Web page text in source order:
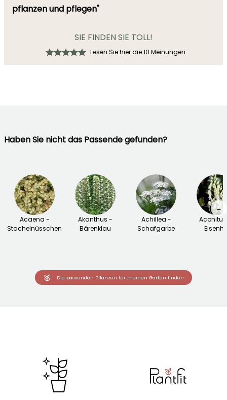
pflanzen und pflegen"
SIE FINDEN SIE TOLL!
Lesen Sie hier die 10 Meinungen
Haben Sie nicht das Passende gefunden?
Acaena -
Stachelnüsschen
Akanthus -
Bärenklau
Achillea -
Schafgarbe
→
Die passenden Pflanzen für meinen Garten finden